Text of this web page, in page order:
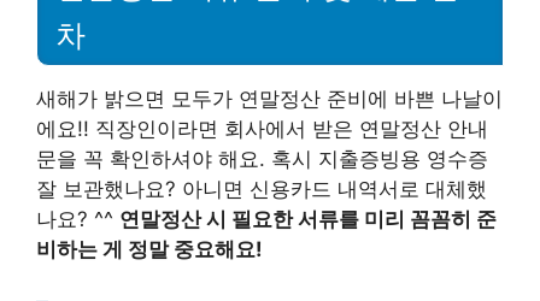
차
새해가 밝으면 모두가 연말정산 준비에 바쁜 나날이
에요!! 직장인이라면 회사에서 받은 연말정산 안내
문을 꼭 확인하셔야 해요. 혹시 지출증빙용 영수증
잘 보관했나요? 아니면 신용카드 내역서로 대체했
나요? ^^ 연말정산 시 필요한 서류를 미리 꼼꼼히 준
비하는 게 정말 중요해요!